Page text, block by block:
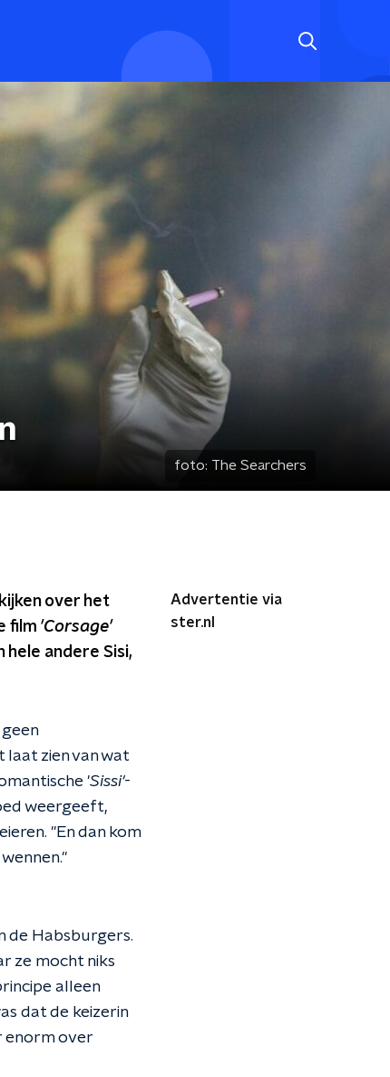
foto: The Searchers
over het
film 'Corsage'
hele andere Sisi,
geen
zien van wat
'Sissi'-
weergeeft,
"En dan kom
de Habsburgers.
ze mocht niks
alleen
dat de keizerin
enorm over
Advertentie via
ster.nl